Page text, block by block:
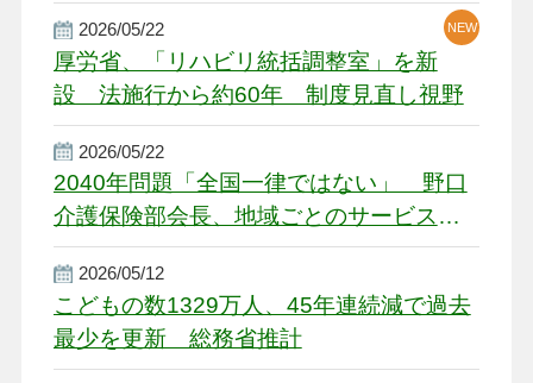
2026/05/22
厚労省、「リハビリ統括調整室」を新
設 法施行から約60年 制度見直し視野
NEW
2026/05/22
2040年問題「全国一律ではない」 野口
介護保険部会長、地域ごとのサービス基
盤整備を促す
2026/05/12
こどもの数1329万人、45年連続減で過去
最少を更新 総務省推計